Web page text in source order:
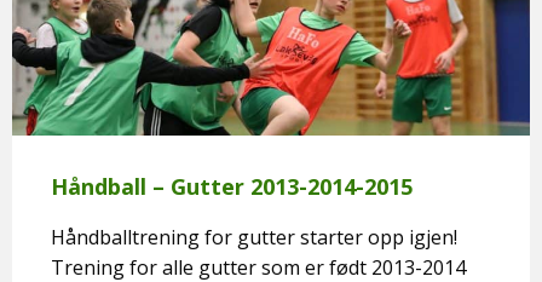
Håndball – Gutter 2013-2014-2015
Håndballtrening for gutter starter opp igjen!
Trening for alle gutter som er født 2013-2014